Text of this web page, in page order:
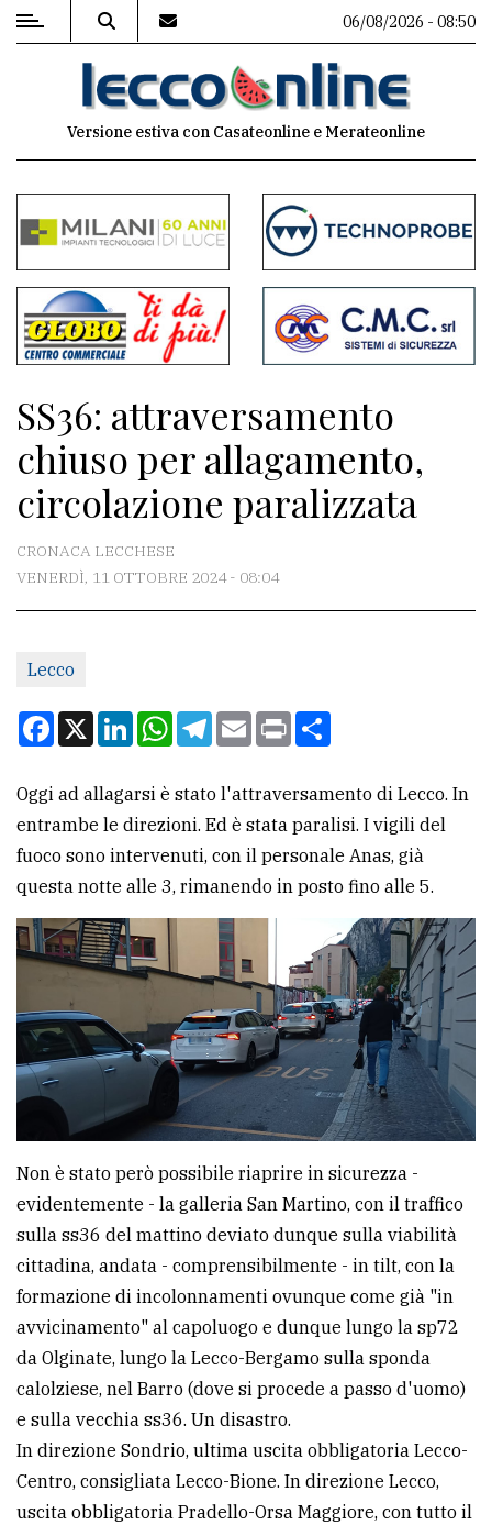
MENU
commenti
Contenuti
del
sito
Meteo
CONTATTI
La
redazione
Per
tua
CERCA
Cerca
comune
Ricerca
avanzata
LE
ALTRE
TESTATE
PRIVACY
Privacy
policy
Cookie
policy
06/08/2026 - 08:50
Versione estiva con Casateonline e Merateonline
SS36: attraversamento
chiuso per allagamento,
circolazione paralizzata
CRONACA LECCHESE
VENERDÌ, 11 OTTOBRE 2024 - 08:04
Lecco
Facebook
X LinkedInWhatsApp
Telegram
EmailPrint
Oggi ad allagarsi è stato l'attraversamento di Lecco. In
entrambe le direzioni. Ed è stata paralisi. I vigili del
fuoco sono intervenuti, con il personale Anas, già
questa notte alle 3, rimanendo in posto fino alle 5.
Non è stato però possibile riaprire in sicurezza -
evidentemente - la galleria San Martino, con il traffico
sulla ss36 del mattino deviato dunque sulla viabilità
cittadina, andata - comprensibilmente - in tilt, con la
formazione di incolonnamenti ovunque come già "in
avvicinamento" al capoluogo e dunque lungo la sp72
da Olginate, lungo la Lecco-Bergamo sulla sponda
calolziese, nel Barro (dove si procede a passo d'uomo)
e sulla vecchia ss36. Un disastro.
In direzione Sondrio, ultima uscita obbligatoria Lecco-
Centro, consigliata Lecco-Bione. In direzione Lecco,
uscita obbligatoria Pradello-Orsa Maggiore, con tutto il